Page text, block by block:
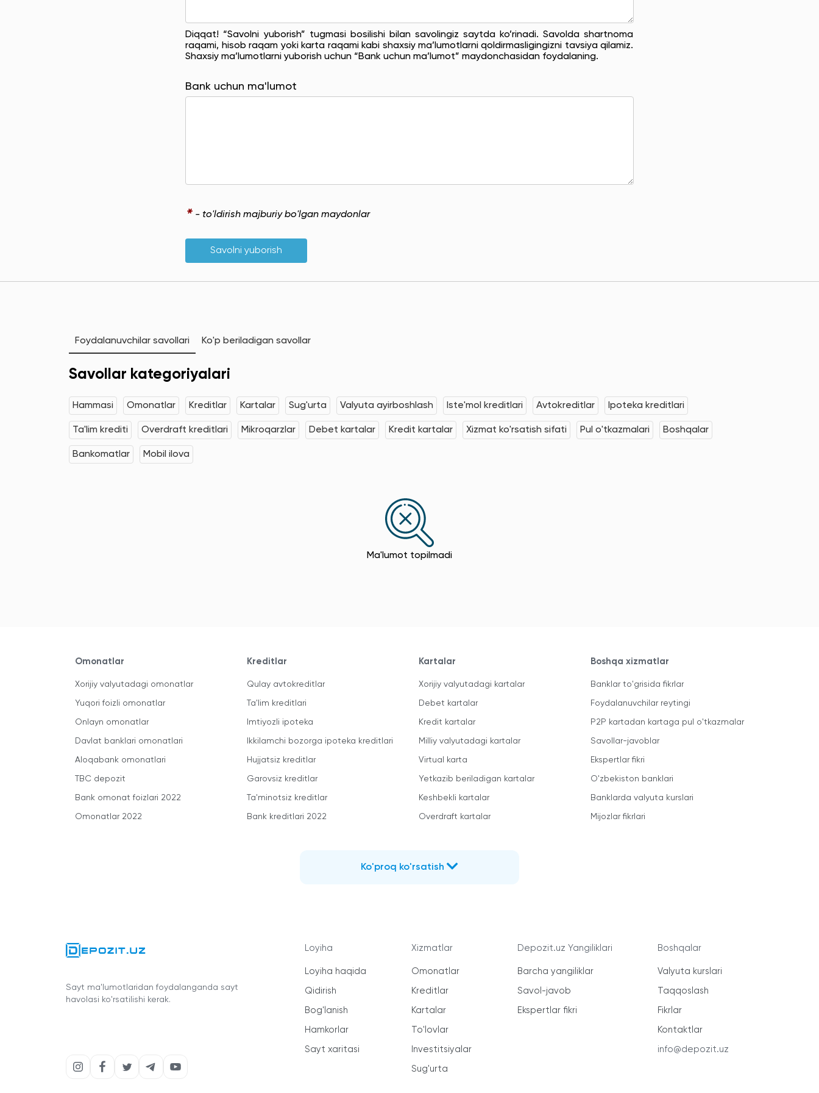
Diqqat! “Savolni yuborish” tugmasi bosilishi bilan savolingiz saytda ko’rinadi. Savolda shartnoma
raqami, hisob raqam yoki karta raqami kabi shaxsiy ma’lumotlarni qoldirmasligingizni tavsiya qilamiz.
Shaxsiy ma’lumotlarni yuborish uchun “Bank uchun ma’lumot” maydonchasidan foydalaning.
Bank uchun ma'lumot
* - to'ldirish majburiy bo'lgan maydonlar
Savolni yuborish
Foydalanuvchilar savollari Ko'p beriladigan savollar
Savollar kategoriyalari
Hammasi Omonatlar Kreditlar Kartalar Sug'urta Valyuta ayirboshlash Iste'mol kreditlari Avtokreditlar Ipoteka kreditlari
Ta'lim krediti Overdraft kreditlari Mikroqarzlar Debet kartalar Kredit kartalar Xizmat ko'rsatish sifati Pul o'tkazmalari Boshqalar
Bankomatlar Mobil ilova
Ma'lumot topilmadi
Omonatlar
Xorijiy valyutadagi omonatlar
Yuqori foizli omonatlar
Onlayn omonatlar
Davlat banklari omonatlari
Aloqabank omonatlari
TBC depozit
Bank omonat foizlari 2022
Omonatlar 2022
Kreditlar
Qulay avtokreditlar
Ta'lim kreditlari
Imtiyozli ipoteka
Ikkilamchi bozorga ipoteka kreditlari
Hujjatsiz kreditlar
Garovsiz kreditlar
Ta'minotsiz kreditlar
Bank kreditlari 2022
Kartalar
Xorijiy valyutadagi kartalar
Debet kartalar
Kredit kartalar
Milliy valyutadagi kartalar
Virtual karta
Yetkazib beriladigan kartalar
Keshbekli kartalar
Overdraft kartalar
Boshqa xizmatlar
Banklar to'grisida fikrlar
Foydalanuvchilar reytingi
P2P kartadan kartaga pul o'tkazmalar
Savollar-javoblar
Ekspertlar fikri
O'zbekiston banklari
Banklarda valyuta kurslari
Mijozlar fikrlari
Ko'proq ko'rsatish
Sayt ma'lumotlaridan foydalanganda sayt
havolasi ko'rsatilishi kerak.
Loyiha
Loyiha haqida
Qidirish
Bog'lanish
Hamkorlar
Sayt xaritasi
Xizmatlar
Omonatlar
Kreditlar
Kartalar
To'lovlar
Investitsiyalar
Sug'urta
Depozit.uz Yangiliklari
Barcha yangiliklar
Savol-javob
Ekspertlar fikri
Boshqalar
Valyuta kurslari
Taqqoslash
Fikrlar
Kontaktlar
info@depozit.uz